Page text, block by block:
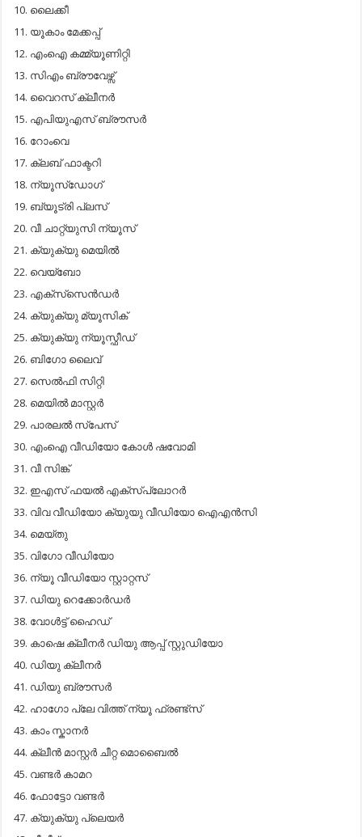
ലൈ​ക്കീ
യൂ​കാം മേ​ക്ക​പ്പ്
എം​ഐ ക​മ്മ്യൂ​ണി​റ്റി
സി​എം ബ്രൗ​വേ​ഴ്സ്
വൈ​റ​സ് ക്ലീ​ന​ര്‍
എ​പി​യു​എ​സ് ബ്രൗ​സ​ര്‍
റോം​വെ
ക്ല​ബ് ഫാ​ക്ട​റി
ന്യൂ​സ്ഡോ​ഗ്
ബ്യൂ​ട്രി പ്ല​സ്
വീ ​ചാ​റ്റ്യു​സി ന്യൂ​സ്
ക്യു​ക്യു മെ​യി​ല്‍
വെ​യ്ബോ
എ​ക്സ്‌​സെ​ന്‍​ഡ​ര്‍
ക്യു​ക്യു മ്യൂ​സി​ക്
ക്യു​ക്യു ന്യൂ​സ്ഫീ​ഡ്
ബി​ഗോ ലൈ​വ്
സെ​ല്‍​ഫി സി​റ്റി
മെ​യി​ല്‍ മാ​സ്റ്റ​ര്‍
പാ​ര​ല​ല്‍ സ്പേ​സ്
എം​ഐ വീ​ഡി​യോ കോ​ള്‍ ഷ​വോ​മി
വീ ​സി​ങ്ക്
ഇ​എ​സ് ഫ​യ​ല്‍ എ​ക്സ്പ്ലോ​റ​ര്‍
വി​വ വീ​ഡി​യോ ക്യു​യു വീ​ഡി​യോ ഐ​എ​ന്‍​സി
മെ​യ്തു
വി​ഗോ വീ​ഡി​യോ
ന്യൂ ​വീ​ഡി​യോ സ്റ്റാ​റ്റ​സ്
ഡി​യു റെ​ക്കോ​ര്‍​ഡ​ര്‍
വോ​ള്‍​ട്ട് ഹൈ​ഡ്
കാ​ഷെ ക്ലീ​ന​ര്‍ ഡി​യു ആ​പ്പ് സ്റ്റു​ഡി​യോ
ഡി​യു ക്ലീ​ന​ര്‍
ഡി​യു ബ്രൗ​സ​ര്‍
ഹാ​ഗോ പ്ലേ ​വി​ത്ത് ന്യൂ ​ഫ്ര​ണ്ട്സ്
കാം ​സ്കാ​ന​ര്‍
ക്ലീ​ന്‍ മാ​സ്റ്റ​ര്‍ ചീ​റ്റ മൊ​ബൈ​ല്‍
വ​ണ്ട​ര്‍ കാ​മ​റ
ഫോ​ട്ടോ വ​ണ്ട​ര്‍
ക്യു​ക്യു പ്ലെ​യ​ര്‍